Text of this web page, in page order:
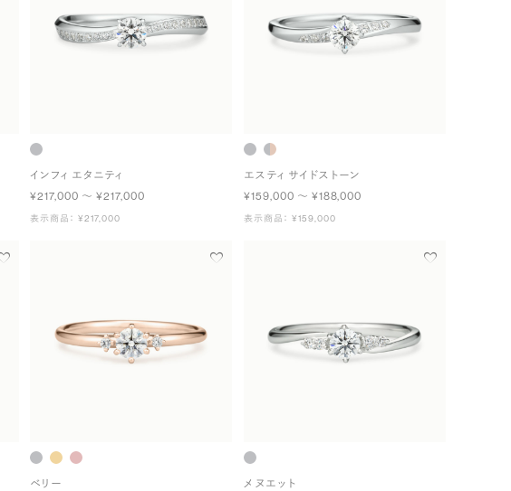
インフィ エタニティ
¥217,000 〜 ¥217,000
表示商品： ¥217,000
エスティ サイドストーン
¥159,000 〜 ¥188,000
表示商品： ¥159,000
ベリー メヌエット